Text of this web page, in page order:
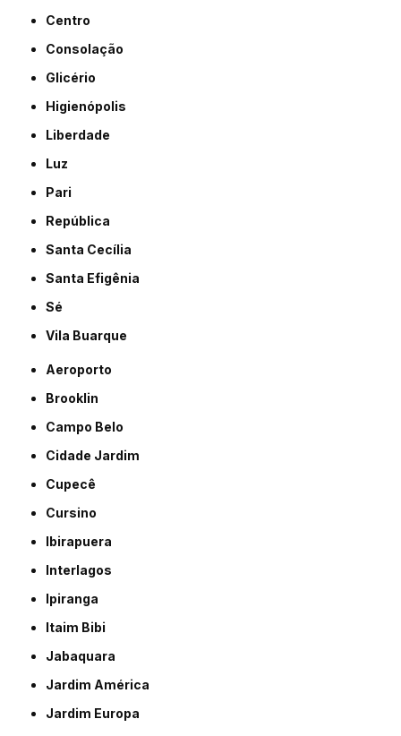
Centro
Consolação
Glicério
Higienópolis
Liberdade
Luz
Pari
República
Santa Cecília
Santa Efigênia
Sé
Vila Buarque
Aeroporto
Brooklin
Campo Belo
Cidade Jardim
Cupecê
Cursino
Ibirapuera
Interlagos
Ipiranga
Itaim Bibi
Jabaquara
Jardim América
Jardim Europa